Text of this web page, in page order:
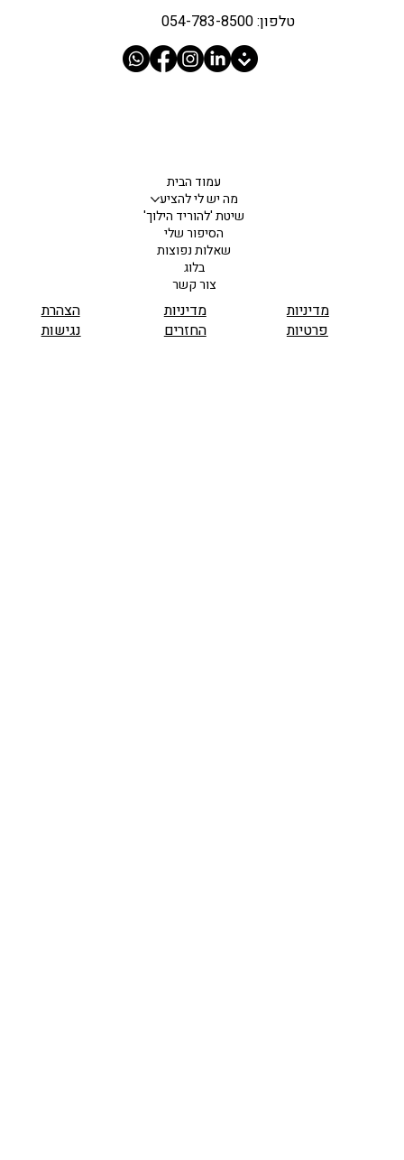
טלפון: 054-783-8500
עמוד הבית
מה יש לי להציע
שיטת 'להוריד הילוך'
הסיפור שלי
שאלות נפוצות
בלוג
צור קשר
הצהרת
נגישות
מדיניות
החזרים
מדיניות
פרטיות